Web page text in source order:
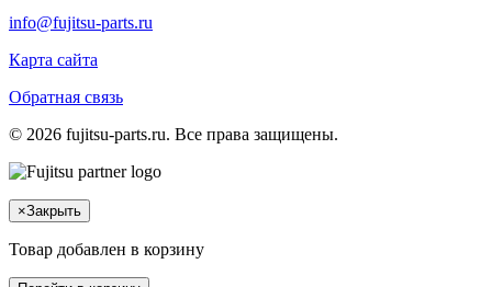
info@fujitsu-parts.ru
Карта сайта
Обратная связь
© 2026 fujitsu-parts.ru. Все права защищены.
×Закрыть
Товар добавлен в корзину